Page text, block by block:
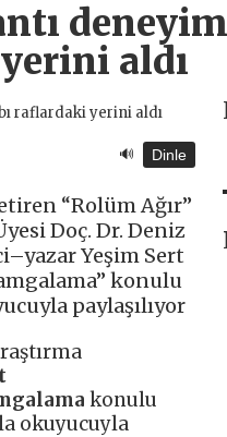
aldı
🔊 Dinle
“Rolüm Ağır”
Doç. Dr. Deniz
Yeşim Sert
konulu
paylaşılıyor
konulu
okuyucuyla